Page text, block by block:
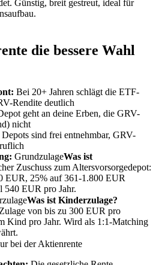
Günstig, breit gestreut, ideal für
die bessere Wahl
Bei 20+ Jahren schlägt die ETF-
Rendite deutlich
geht an deine Erben, die GRV-
nicht
Depots sind frei entnehmbar, GRV-
GrundzulageWas ist
Zuschuss zum Altersvorsorgedepot:
EUR, 25% auf 361-1.800 EUR
540 EUR pro Jahr.
Was ist Kinderzulage?
von bis zu 300 EUR pro
Kind pro Jahr. Wird als 1:1-Matching
bei der Aktienrente